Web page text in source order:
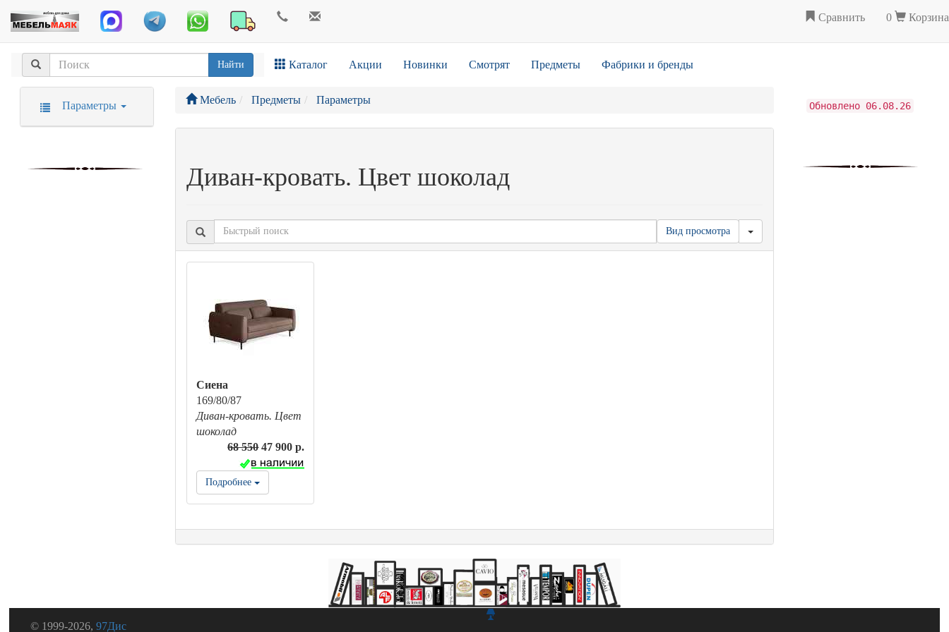
Сравнить 0 Корзина
Найти Каталог Акции Новинки Смотрят Предметы Фабрики и бренды
Мебель Предметы Параметры
Диван-кровать. Цвет шоколад
Вид просмотра
Сиена
169/80/87
Диван-кровать. Цвет
шоколад
68 55047 900 р.
Подробнее
Параметры Обновлено 06.08.26
© 1999-2026,97Дис